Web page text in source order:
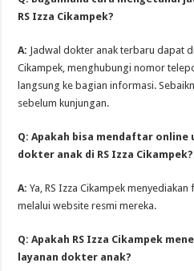
RS Izza Cikampek?
A: Jadwal dokter anak terbaru dapat
Cikampek, menghubungi nomor
langsung ke bagian informasi.
sebelum kunjungan.
Q: Apakah bisa mendaftar
dokter anak di RS Izza Cikampek?
A: Ya, RS Izza Cikampek
melalui website resmi mereka.
Q: Apakah RS Izza Cikampek
layanan dokter anak?